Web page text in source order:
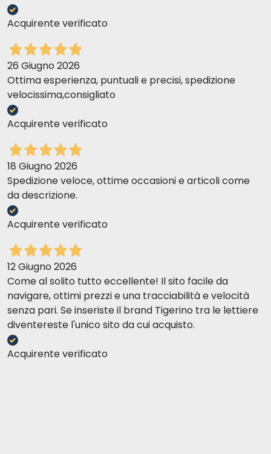
Acquirente verificato
26 Giugno 2026
Ottima esperienza, puntuali e precisi, spedizione
velocissima,consigliato
Acquirente verificato
18 Giugno 2026
Spedizione veloce, ottime occasioni e articoli come
da descrizione.
Acquirente verificato
12 Giugno 2026
Come al solito tutto eccellente! Il sito facile da
navigare, ottimi prezzi e una tracciabilità e velocità
senza pari. Se inseriste il brand Tigerino tra le lettiere
diventereste l'unico sito da cui acquisto.
Acquirente verificato